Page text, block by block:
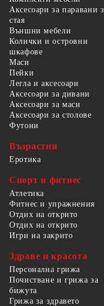
Аксесоари за паравани
стая
Външни мебели
Колички и островни
шкафове
Маси
Пейки
Легла и аксесоари
Аксесоари за дивани
Аксесоари за маси
Аксесоари за столове
Футони
Възрастни
Еротика
Спорт и фитнес
Атлетика
Фитнес и упражнения
Отдих на открито
Отдих на открито
Игри на закрито
Здраве и красота
Персонална грижа
Почистване и грижа за
бижута
Грижа за здравето